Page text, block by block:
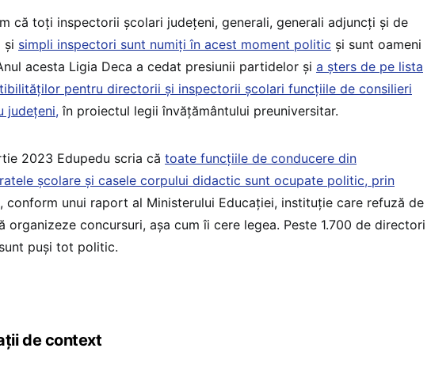
că toți inspectorii școlari județeni, generali, generali adjuncți și de
și simpli inspectori sunt numiți în acest moment politic și sunt oameni
acesta Ligia Deca a cedat presiunii partidelor și a șters de pe lista
pentru directorii și inspectorii școlari funcțiile de consilieri
județeni, în proiectul legii învățământului preuniversitar.
2023 Edupedu scria că toate funcțiile de conducere din
școlare și casele corpului didactic sunt ocupate politic, prin
, conform unui raport al Ministerului Educației, instituție care refuză de
organizeze concursuri, așa cum îi cere legea. Peste 1.700 de directori
puși tot politic.
de context